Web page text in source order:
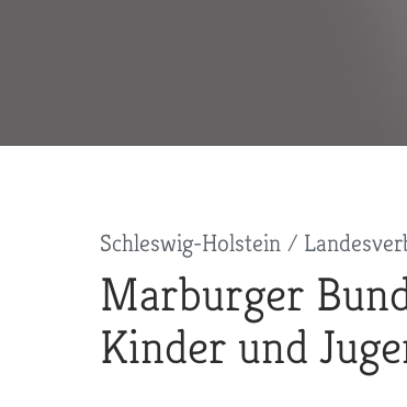
Pfadnavigation
Schleswig-Holstein
Marburger
Kinder und